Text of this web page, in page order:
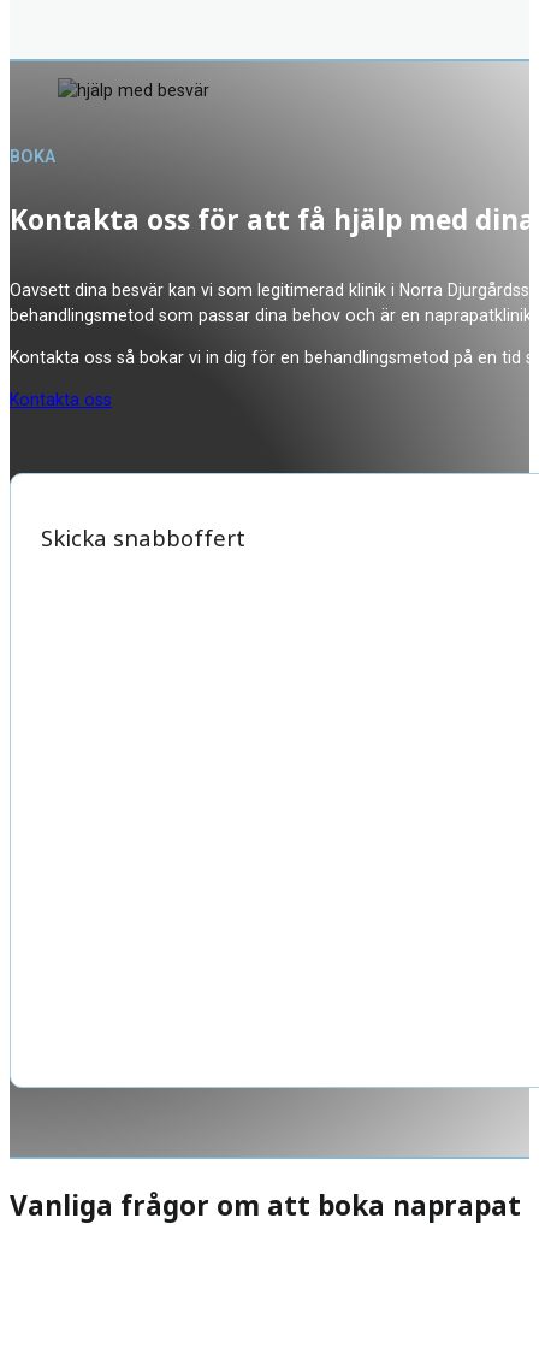
Kontakta oss för att få hjälp med
Oavsett dina besvär kan vi som legitimerad klinik i Norra
behandlingsmetod som passar dina behov och är en
Kontakta oss så bokar vi in dig för en behandlingsmetod på en tid
BOKA
Kontakta oss
Skicka snabboffert
Vanliga frågor om att boka naprapat